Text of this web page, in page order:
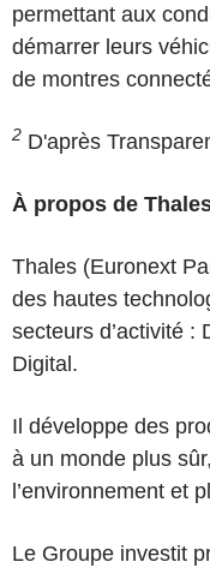
permettant aux
démarrer leurs
de montres
2 D'après
À propos de
Thales (Euronext
des hautes
secteurs d’activité :
Digital.
Il développe des
à un monde plus
l’environnement et
Le Groupe investit